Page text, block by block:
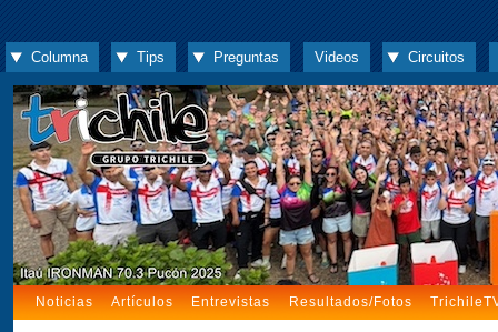
Columna Tips Preguntas Videos Circuitos
Noticias Artículos Entrevistas Resultados/Fotos